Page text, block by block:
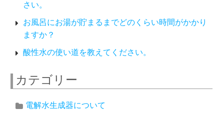
さい。
お風呂にお湯が貯まるまでどのくらい時間がかかり
ますか？
酸性水の使い道を教えてください。
カテゴリー
電解水生成器について